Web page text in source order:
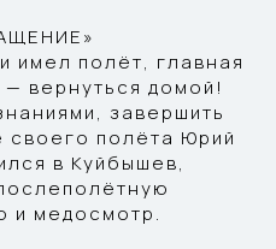
имел полёт, главная
вернуться домой!
завершить
полёта Юрий
в Куйбышев,
и медосмотр.